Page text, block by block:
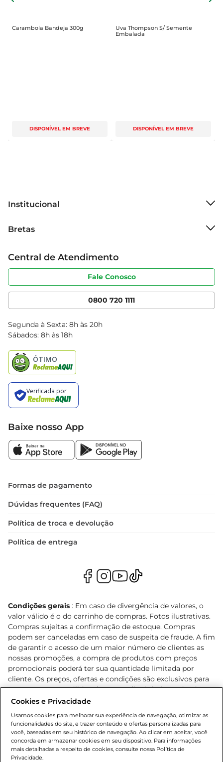
Carambola Bandeja 300g
DISPONÍVEL EM BREVE
Uva Thompson S/ Semente
Embalada
DISPONÍVEL EM BREVE
Institucional
Grupo Cencosud
Sobre privacidade
Portal do fornecedor
Cencosud Media
Bretas
Produtos Bretas
Código de ética
Serviços
Clube Bretas
Blog Bretas
Black Friday
Central de Atendimento
Fale Conosco
0800 720 1111
Segunda à Sexta: 8h às 20h
Sábados: 8h às 18h
Baixe nosso App
Formas de pagamento
Dúvidas frequentes (FAQ)
Política de troca e devolução
Política de entrega
Condições gerais : Em caso de divergência de valores, o
valor válido é o do carrinho de compras. Fotos ilustrativas.
Compras sujeitas a confirmação de estoque. Compras
podem ser canceladas em caso de suspeita de fraude. A fim
de garantir o acesso de um maior número de clientes as
nossas promoções, a compra de produtos com preços
promocionais poderá ter sua quantidade limitada por
cliente. Os preços, ofertas e condições são exclusivos para
o e-commerce e válidos durante o dia de hoje, podendo
sofrer alterações sem prévia notificação. Proibida a venda
Lei n.º 8069/90, art. 81, inciso II (Estatuto da Criança e do
Adolescente). Preços e condições exclusivos para o
www.bretas.com.br, podendo sofrer alterações sem aviso
prévio. O valor mínimo para as compras on-line é de R$
Cookies e Privacidade
Usamos cookies para melhorar sua experiência de navegação, otimizar as
funcionalidades do site, e trazer conteúdo e ofertas personalizadas para
você, baseadas em seu histórico de navegação. Ao clicar em aceitar, você
concorda em armazenar cookies em seu dispositivo. Para informações
mais detalhadas a respeito de cookies, consulte nossa Política de
Privacidade.